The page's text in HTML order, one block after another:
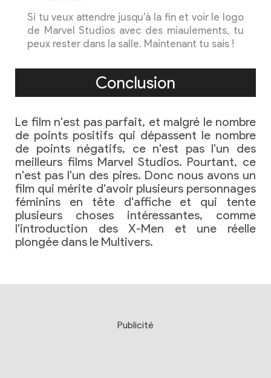
Si tu veux attendre jusqu'à la fin et voir le logo
de Marvel Studios avec des miaulements, tu
peux rester dans la salle. Maintenant tu sais !
Conclusion
Le film n'est pas parfait, et malgré le nombre
de points positifs qui dépassent le nombre
de points négatifs, ce n'est pas l'un des
meilleurs films Marvel Studios. Pourtant, ce
n'est pas l'un des pires. Donc nous avons un
film qui mérite d'avoir plusieurs personnages
féminins en tête d'affiche et qui tente
plusieurs choses intéressantes, comme
l'introduction des X-Men et une réelle
plongée dans le Multivers.
Publicité